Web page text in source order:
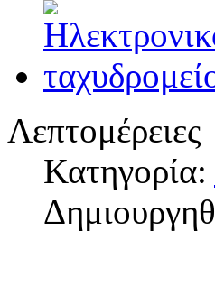
Λεπτομέρειες
Κατηγορία: